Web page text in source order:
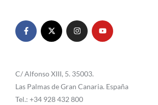
C/ Alfonso XIII, 5. 35003.
Las Palmas de Gran Canaria. España
Tel.: +34 928 432 800